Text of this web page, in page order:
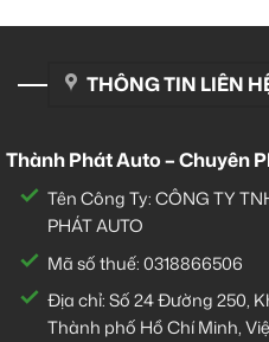
THÔNG TIN LIÊN
Thành Phát Auto – Chuyên
Tên Công Ty: CÔNG TY
PHÁT AUTO
Mã số thuế: 0318866506
Địa chỉ: Số 24 Đường 250,
Thành phố Hồ Chí Minh,